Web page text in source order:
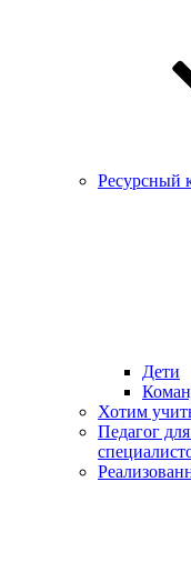
Ресурсный
Дети
Хотим
Педагог